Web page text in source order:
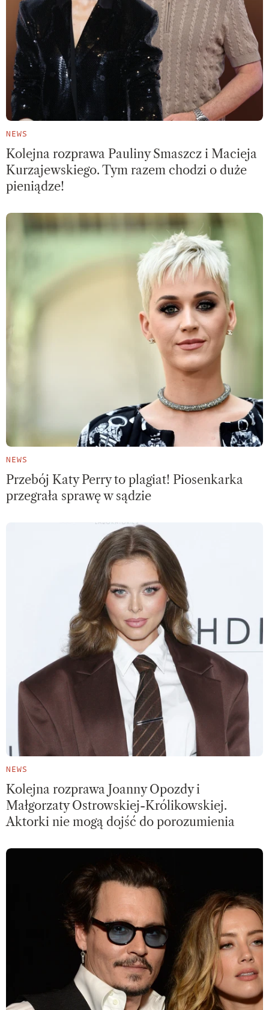
NEWS
Kolejna rozprawa Pauliny Smaszcz i Macieja
Kurzajewskiego. Tym razem chodzi o duże
pieniądze!
NEWS
Przebój Katy Perry to plagiat! Piosenkarka
przegrała sprawę w sądzie
NEWS
Kolejna rozprawa Joanny Opozdy i
Małgorzaty Ostrowskiej-Królikowskiej.
Aktorki nie mogą dojść do porozumienia